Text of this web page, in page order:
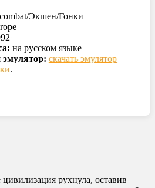
Экшен/Гонки
на русском языке
скачать эмулятор
.
цивилизация рухнула, оставив